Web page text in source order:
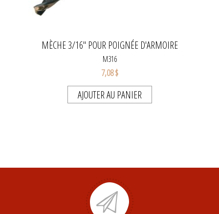
MÈCHE 3/16" POUR POIGNÉE D'ARMOIRE
M316
7,08 $
AJOUTER AU PANIER